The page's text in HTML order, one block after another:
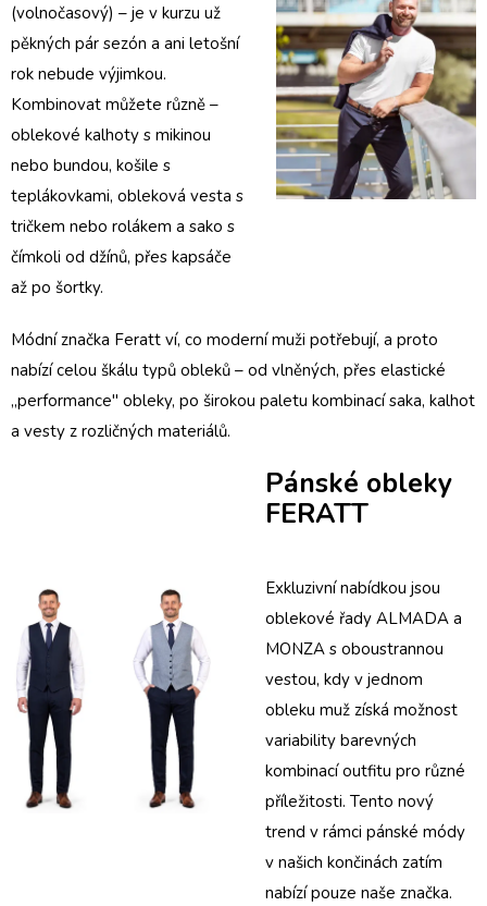
(volnočasový) – je v kurzu už
pěkných pár sezón a ani letošní
rok nebude výjimkou.
Kombinovat můžete různě –
oblekové kalhoty s mikinou
nebo bundou, košile s
teplákovkami, obleková vesta s
tričkem nebo rolákem a sako s
čímkoli od džínů, přes kapsáče
až po šortky.
Módní značka Feratt ví, co moderní muži potřebují, a proto
nabízí celou škálu typů obleků – od vlněných, přes elastické
„performance" obleky, po širokou paletu kombinacísaka, kalhot
a vesty z rozličných materiálů.
Pánské obleky
FERATT
Exkluzivní nabídkou jsou
oblekové řady ALMADA a
MONZA s oboustrannou
vestou, kdy v jednom
obleku muž získá možnost
variability barevných
kombinací outfitu pro různé
příležitosti. Tento nový
trend v rámci pánské módy
v našich končinách zatím
nabízí pouze naše značka.